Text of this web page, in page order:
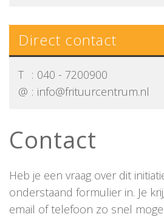
Direct contact
T : 040 - 7200900
@ : info@frituurcentrum.nl
Contact
Heb je een vraag over dit
onderstaand formulier in. Je
email of telefoon zo snel